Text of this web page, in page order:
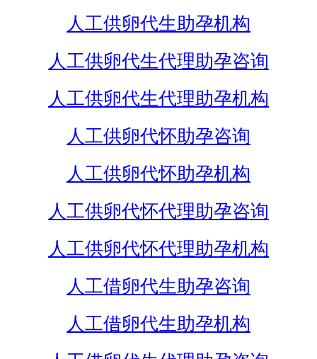
人工供卵代生助孕机构
人工供卵代生代理助孕咨询
人工供卵代生代理助孕机构
人工供卵代怀助孕咨询
人工供卵代怀助孕机构
人工供卵代怀代理助孕咨询
人工供卵代怀代理助孕机构
人工借卵代生助孕咨询
人工借卵代生助孕机构